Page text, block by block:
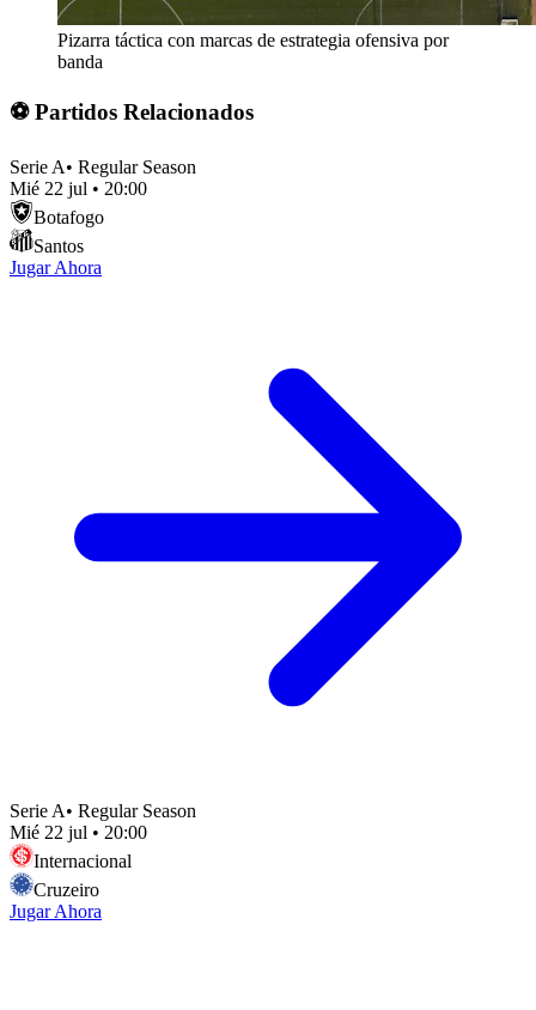
Pizarra táctica con marcas de estrategia ofensiva por
banda
⚽ Partidos Relacionados
Serie A• Regular Season
Mié 22 jul • 20:00
Botafogo
Santos
Jugar Ahora
Serie A• Regular Season
Mié 22 jul • 20:00
Internacional
Cruzeiro
Jugar Ahora